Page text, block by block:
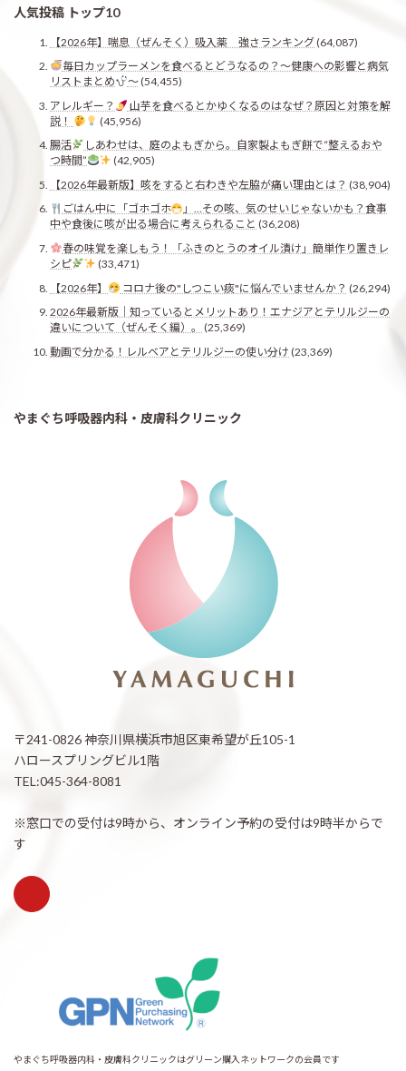
人気投稿 トップ10
【2026年】喘息（ぜんそく）吸入薬 強さランキング(64,087)
毎日カップラーメンを食べるとどうなるの？〜健康への影響と病気
リストまとめ
〜(54,455)
アレルギー？
山芋を食べるとかゆくなるのはなぜ？原因と対策を解
説！
(45,956)
腸活
しあわせは、庭のよもぎから。自家製よもぎ餅で“整えるおや
つ時間”
(42,905)
【2026年最新版】咳をすると右わきや左脇が痛い理由とは？ (38,904)
ごはん中に「ゴホゴホ
」…その咳、気のせいじゃないかも？食事
中や食後に咳が出る場合に考えられること (36,208)
春の味覚を楽しもう！「ふきのとうのオイル漬け」簡単作り置きレ
シピ
(33,471)
【2026年】
コロナ後の"しつこい痰"に悩んでいませんか？ (26,294)
2026年最新版｜知っているとメリットあり！エナジアとテリルジーの
違いについて（ぜんそく編）。
(25,369)
動画で分かる！レルベアとテリルジーの使い分け (23,369)
やまぐち呼吸器内科・皮膚科クリニック
〒241-0826 神奈川県横浜市旭区東希望が丘105-1
ハロースプリングビル1階
TEL:045-364-8081
※窓口での受付は9時から、オンライン予約の受付は9時半からで
す
やまぐち呼吸器内科・皮膚科クリニックはグリーン購入ネットワークの会員です